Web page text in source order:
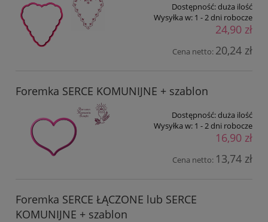
Dostępność:duża ilość
Wysyłka w: 1 - 2 dni robocze
24,90 zł
Cena netto: 20,24 zł
Foremka SERCE KOMUNIJNE + szablon
Dostępność:duża ilość
Wysyłka w: 1 - 2 dni robocze
16,90 zł
Cena netto: 13,74 zł
Foremka SERCE ŁĄCZONE lub SERCE
KOMUNIJNE + szablon